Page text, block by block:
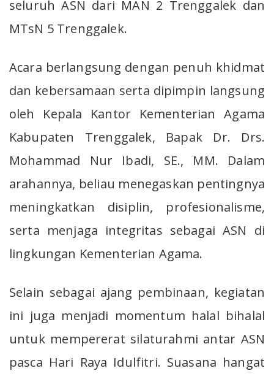
seluruh ASN dari MAN 2 Trenggalek dan
MTsN 5 Trenggalek.
Acara berlangsung dengan penuh khidmat
dan kebersamaan serta dipimpin langsung
oleh Kepala Kantor Kementerian Agama
Kabupaten Trenggalek, Bapak Dr. Drs.
Mohammad Nur Ibadi, SE., MM. Dalam
arahannya, beliau menegaskan pentingnya
meningkatkan disiplin, profesionalisme,
serta menjaga integritas sebagai ASN di
lingkungan Kementerian Agama.
Selain sebagai ajang pembinaan, kegiatan
ini juga menjadi momentum halal bihalal
untuk mempererat silaturahmi antar ASN
pasca Hari Raya Idulfitri. Suasana hangat